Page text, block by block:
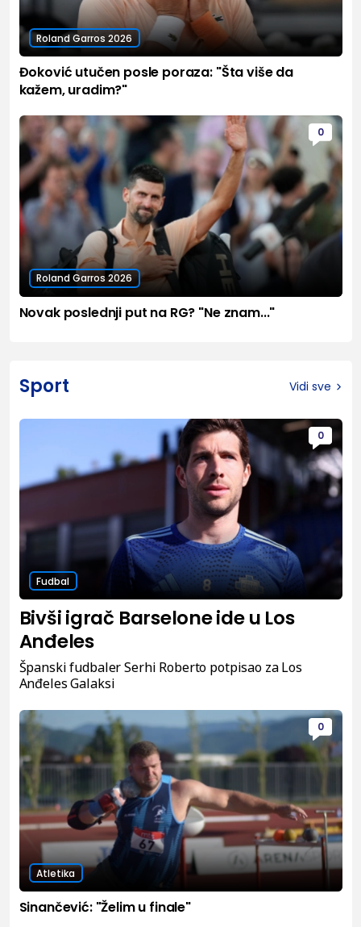
Roland Garros 2026
Đoković utučen posle poraza: "Šta više da
kažem, uradim?"
0
Roland Garros 2026
Novak poslednji put na RG? "Ne znam..."
Sport Vidi sve
0
Fudbal
Bivši igrač Barselone ide u Los
Anđeles
Španski fudbaler Serhi Roberto potpisao za Los
Anđeles Galaksi
0
Atletika
Sinančević: "Želim u finale"